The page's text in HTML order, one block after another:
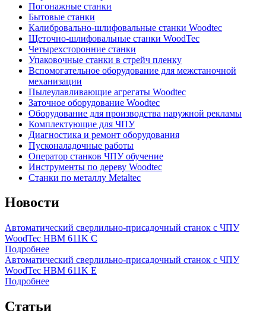
Погонажные станки
Бытовые станки
Калибровально-шлифовальные станки Woodtec
Щеточно-шлифовальные станки WoodTec
Четырехсторонние станки
Упаковочные станки в стрейч пленку
Вспомогательное оборудование для межстаночной
механизации
Пылеулавливающие агрегаты Woodtec
Заточное оборудование Woodtec
Оборудование для производства наружной рекламы
Комплектующие для ЧПУ
Диагностика и ремонт оборудования
Пусконаладочные работы
Оператор станков ЧПУ обучение
Инструменты по дереву Woodtec
Станки по металлу Metaltec
Новости
Автоматический сверлильно-присадочный станок с ЧПУ
WoodTec HBM 611K C
Подробнее
Автоматический сверлильно-присадочный станок с ЧПУ
WoodTec HBM 611K E
Подробнее
Статьи